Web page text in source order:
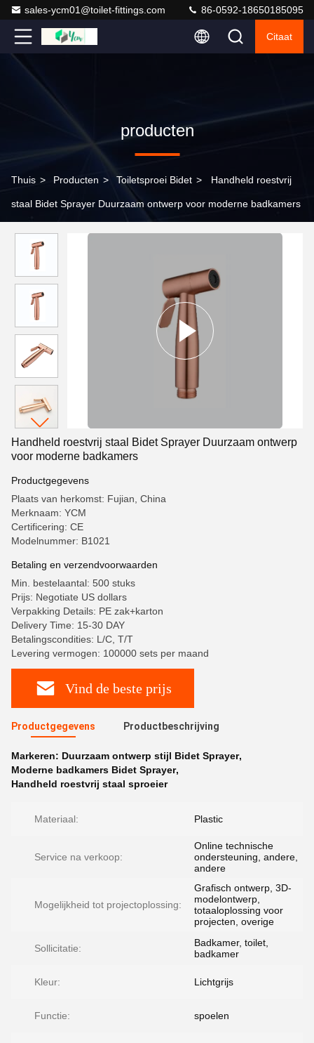
sales-ycm01@toilet-fittings.com 86-0592-18650185095
Citaat
producten
Thuis > Producten > Toiletsproei Bidet > Handheld roestvrij
staal Bidet Sprayer Duurzaam ontwerp voor moderne badkamers
Handheld roestvrij staal Bidet Sprayer Duurzaam ontwerp
voor moderne badkamers
Productgegevens
Plaats van herkomst: Fujian, China
Merknaam: YCM
Certificering: CE
Modelnummer: B1021
Betaling en verzendvoorwaarden
Min. bestelaantal: 500 stuks
Prijs: Negotiate US dollars
Verpakking Details: PE zak+karton
Delivery Time: 15-30 DAY
Betalingscondities: L/C, T/T
Levering vermogen: 100000 sets per maand
Vind de beste prijs
Productgegevens Productbeschrijving
Markeren: Duurzaam ontwerp stijl Bidet Sprayer,
Moderne badkamers Bidet Sprayer,
Handheld roestvrij staal sproeier
Materiaal: Plastic
Service na verkoop:
Online technische
ondersteuning, andere,
andere
Mogelijkheid tot projectoplossing:
Grafisch ontwerp, 3D-
modelontwerp,
totaaloplossing voor
projecten, overige
Sollicitatie:
Badkamer, toilet,
badkamer
Kleur: Lichtgrijs
Functie: spoelen